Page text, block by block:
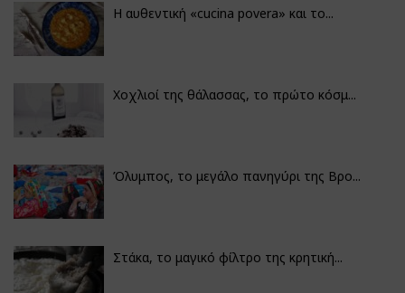
Η αυθεντική «cucina povera» και το...
Χοχλιοί της θάλασσας, το πρώτο κόσμ...
Όλυμπος, το μεγάλο πανηγύρι της Βρο...
Στάκα, το μαγικό φίλτρο της κρητική...